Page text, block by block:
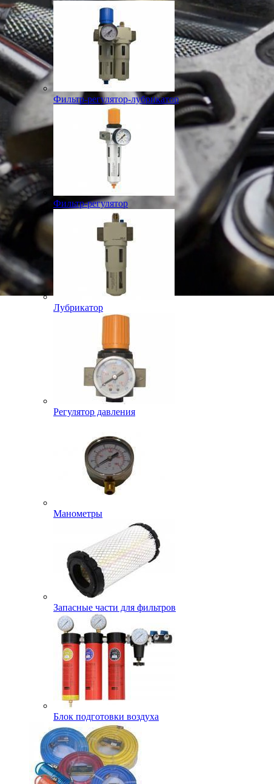
Фильтр-регулятор-лубрикатор
Фильтр-регулятор
Лубрикатор
Регулятор давления
Манометры
Запасные части для фильтров
Блок подготовки воздуха